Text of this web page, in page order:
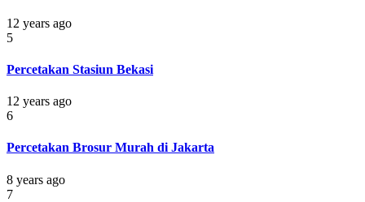
12 years ago
5
Percetakan Stasiun Bekasi
12 years ago
6
Percetakan Brosur Murah di Jakarta
8 years ago
7